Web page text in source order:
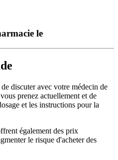
le
discuter avec votre médecin de
prenez actuellement et de
et les instructions pour la
également des prix
le risque d'acheter des